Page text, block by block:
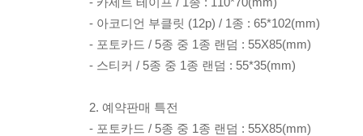
- 아코디언 부클릿 (12p) / 1종 : 65*102(mm)
- 포토카드 / 5종 중 1종 랜덤 : 55X85(mm)
- 스티커 / 5종 중 1종 랜덤 : 55*35(mm)
2. 예약판매 특전
- 포토카드 / 5종 중 1종 랜덤 : 55X85(mm)